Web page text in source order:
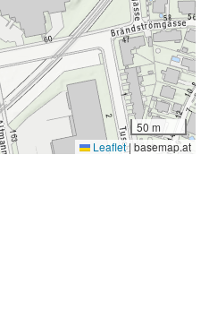
50 m
Leaflet| basemap.at